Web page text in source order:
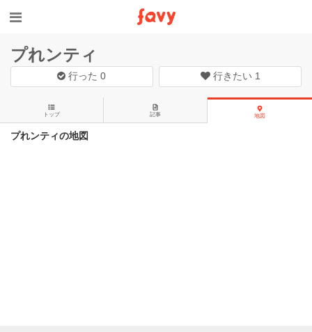
プれンティ
行った0 行きたい 1
トップ 記事 地図
プれンティの地図